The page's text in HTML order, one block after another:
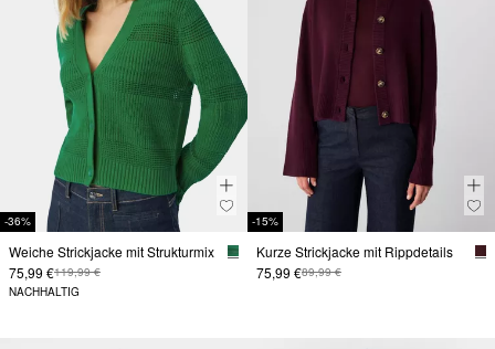
-36%
Weiche Strickjacke mit Strukturmix
75,99 €119,99 €
NACHHALTIG
-15%
Kurze Strickjacke mit Rippdetails
75,99 €89,99 €